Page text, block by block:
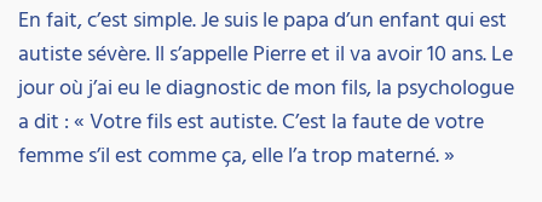
En fait, c’est simple. Je suis le papa d’un enfant qui est
autiste sévère. Il s’appelle Pierre et il va avoir 10 ans. Le
jour où j’ai eu le diagnostic de mon fils, la psychologue
a dit : « Votre fils est autiste. C’est la faute de votre
femme s’il est comme ça, elle l’a trop materné. »